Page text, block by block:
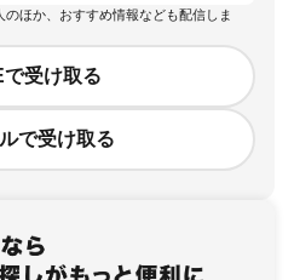
のほか、おすすめ情報なども配信しま
で受け取る
で受け取る